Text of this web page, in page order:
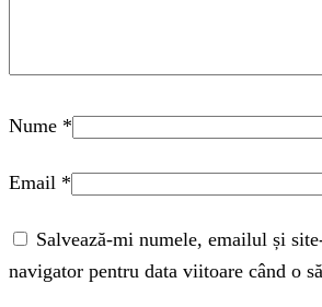
Nume *
Email *
Salvează-mi numele, emailul și
navigator pentru data viitoare când o